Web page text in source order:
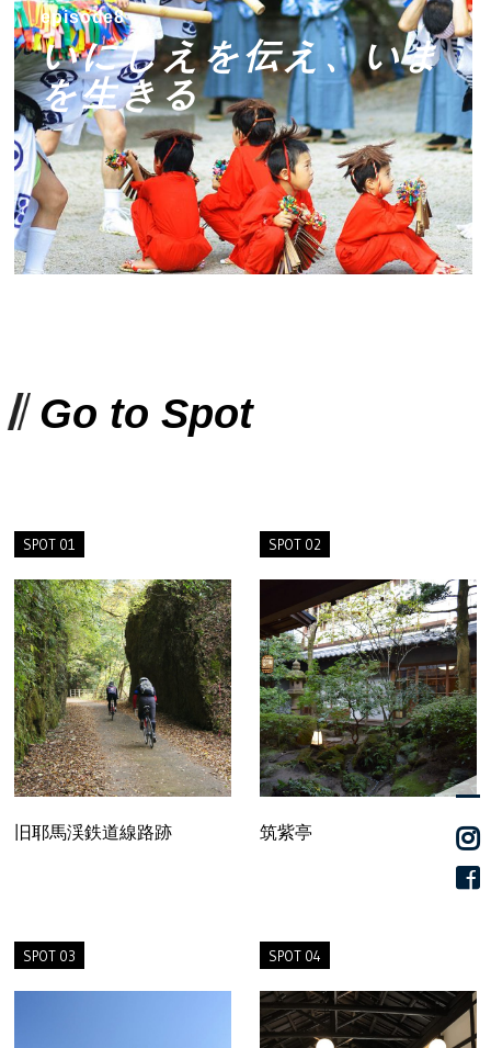
episode8
いにしえを伝え、いま
を生きる
Go to Spot
SPOT 01
旧耶馬渓鉄道線路跡
SPOT 02
筑紫亭
SPOT 03 SPOT 04